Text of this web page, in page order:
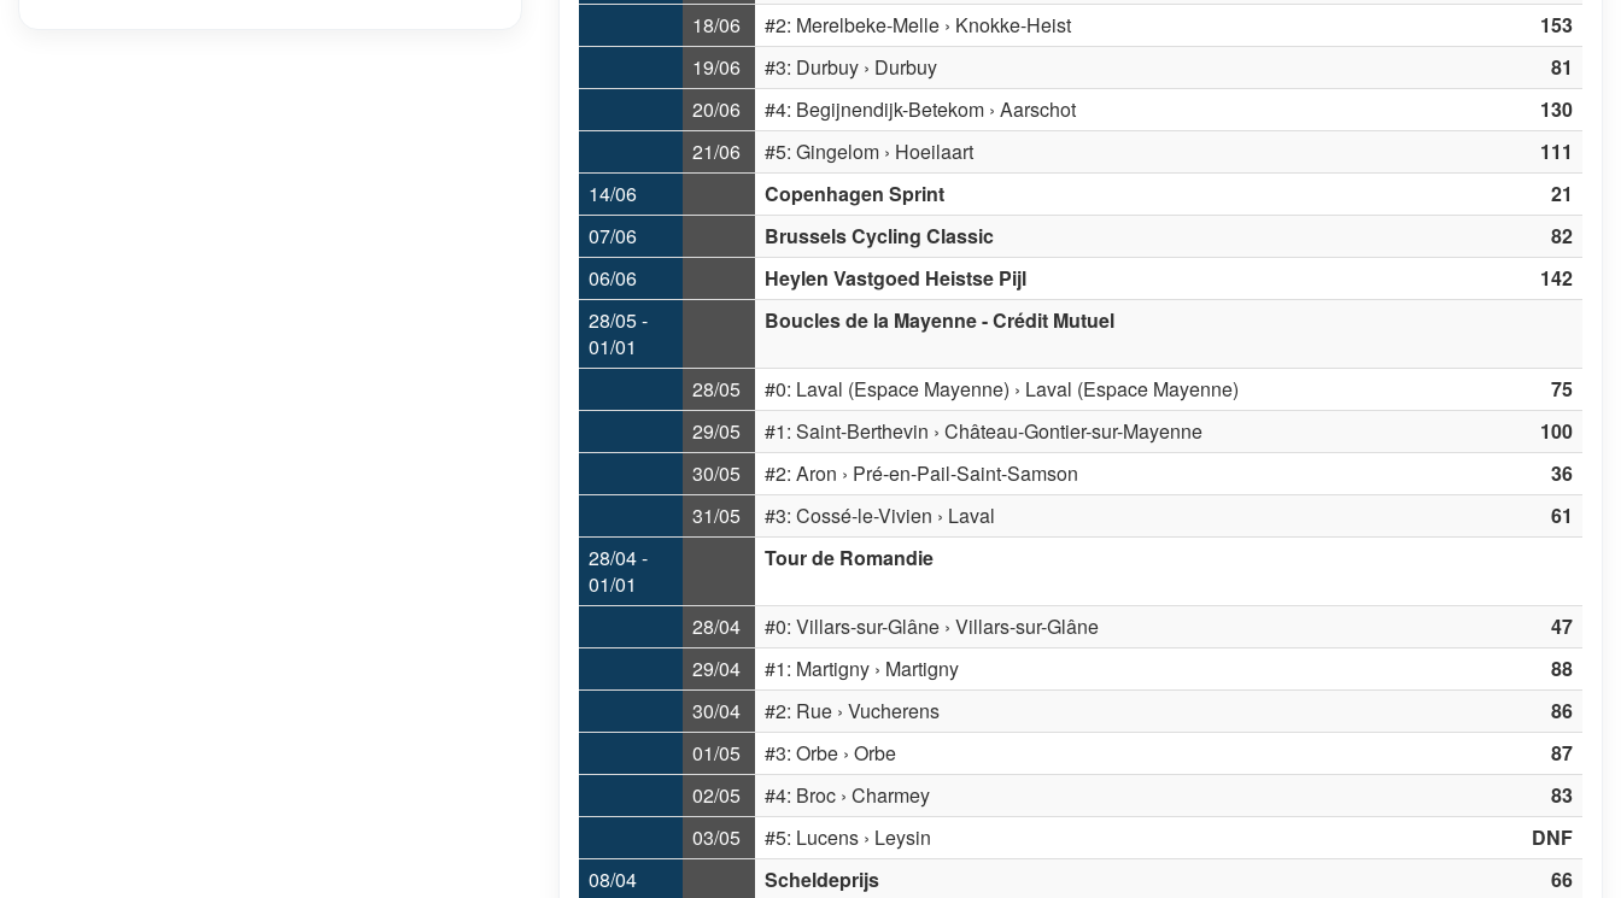
18/06
#2: Merelbeke-Melle › Knokke-Heist
153
19/06
#3: Durbuy › Durbuy
81
20/06
#4: Begijnendijk-Betekom › Aarschot
130
21/06
#5: Gingelom › Hoeilaart
111
14/06
Copenhagen Sprint
21
07/06
Brussels Cycling Classic
82
06/06
Heylen Vastgoed Heistse Pijl
142
28/05 -
01/01
Boucles de la Mayenne - Crédit Mutuel
28/05 #0: Laval (Espace Mayenne) › Laval (Espace Mayenne)
75
29/05
#1: Saint-Berthevin › Château-Gontier-sur-Mayenne
100
30/05
#2: Aron › Pré-en-Pail-Saint-Samson
36
31/05
#3: Cossé-le-Vivien › Laval
61
28/04 -
01/01
Tour de Romandie
28/04 #0: Villars-sur-Glâne › Villars-sur-Glâne
47
29/04
#1: Martigny › Martigny
88
30/04
#2: Rue › Vucherens
86
01/05
#3: Orbe › Orbe
87
02/05
#4: Broc › Charmey
83
03/05
#5: Lucens › Leysin
DNF
08/04
Scheldeprijs
66